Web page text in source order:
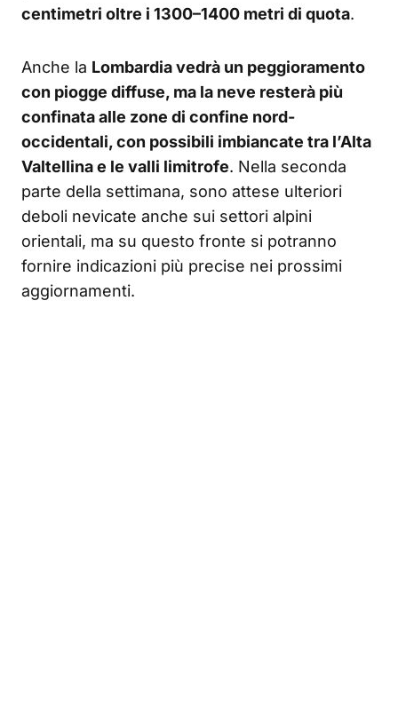
centimetri oltre i 1300–1400 metri di quota.
Anche la Lombardia vedrà un peggioramento
con piogge diffuse, ma la neve resterà più
confinata alle zone di confine nord-
occidentali, con possibili imbiancate tra l’Alta
Valtellina e le valli limitrofe. Nella seconda
parte della settimana, sono attese ulteriori
deboli nevicate anche sui settori alpini
orientali, ma su questo fronte si potranno
fornire indicazioni più precise nei prossimi
aggiornamenti.